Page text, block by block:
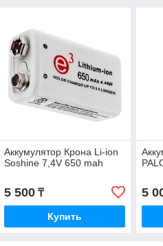
Аккумулятор Крона Li-ion
Soshine 7,4V 650 mah
5 500₸
Купить
5